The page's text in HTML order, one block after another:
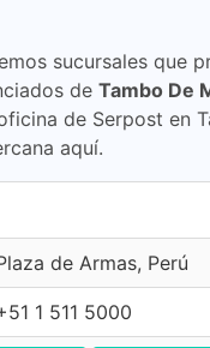
sucursales que
de Tambo De
de Serpost en
aquí.
de Armas, Perú
1 511 5000